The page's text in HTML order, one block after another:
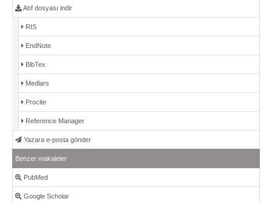
Atıf dosyası indir
RIS
EndNote
BibTex
Medlars
Procite
Reference Manager
Yazara e-posta gönder
Benzer makaleler
PubMed
Google Scholar